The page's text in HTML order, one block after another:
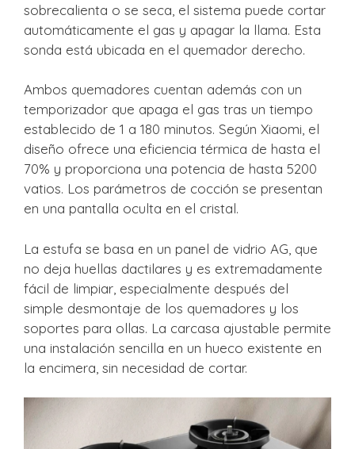
sobrecalienta o se seca, el sistema puede cortar
automáticamente el gas y apagar la llama. Esta
sonda está ubicada en el quemador derecho.
Ambos quemadores cuentan además con un
temporizador que apaga el gas tras un tiempo
establecido de 1 a 180 minutos. Según Xiaomi, el
diseño ofrece una eficiencia térmica de hasta el
70% y proporciona una potencia de hasta 5200
vatios. Los parámetros de cocción se presentan
en una pantalla oculta en el cristal.
La estufa se basa en un panel de vidrio AG, que
no deja huellas dactilares y es extremadamente
fácil de limpiar, especialmente después del
simple desmontaje de los quemadores y los
soportes para ollas. La carcasa ajustable permite
una instalación sencilla en un hueco existente en
la encimera, sin necesidad de cortar.